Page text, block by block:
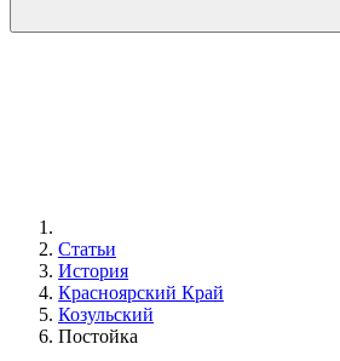
Статьи
История
Красноярский Край
Козульский
Постойка